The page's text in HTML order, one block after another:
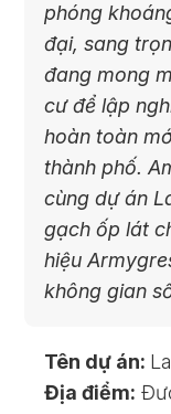
phóng
đại, sang
đang mong
cư để lập
hoàn toàn
thành phố.
cùng dự án
gạch ốp lát
hiệu
không gian
Tên dự án:
Địa điểm: